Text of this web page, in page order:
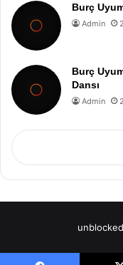
Burç
Admin
Burç
Dansı
Admin